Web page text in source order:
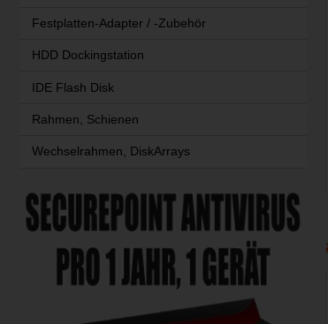
Festplatten-Adapter / -Zubehör
HDD Dockingstation
IDE Flash Disk
Rahmen, Schienen
Wechselrahmen, DiskArrays